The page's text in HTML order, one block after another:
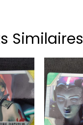
Similaires